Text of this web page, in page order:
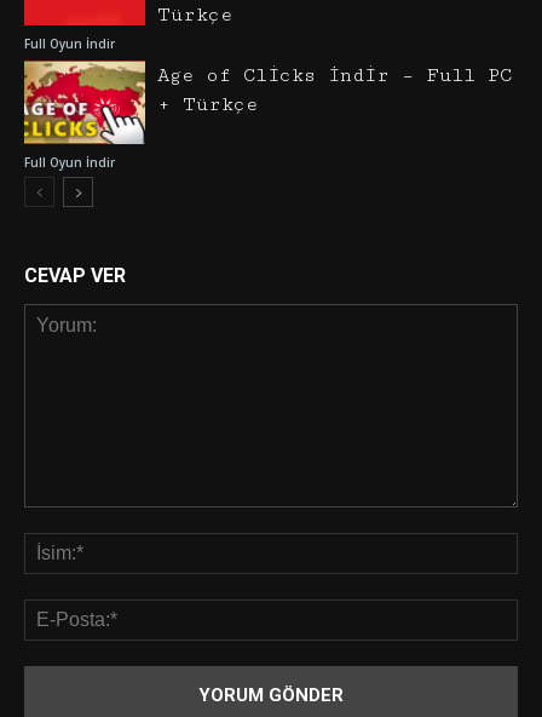
Full Oyun İndir
Türkçe
Full Oyun İndir
Age of Clicks İndir – Full PC
+ Türkçe
CEVAP VER